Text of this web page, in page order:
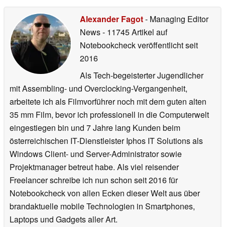
Alexander Fagot- Managing Editor
News- 11745 Artikel auf
Notebookcheck veröffentlichtseit
2016
Als Tech-begeisterter Jugendlicher
mit Assembling- und Overclocking-Vergangenheit,
arbeitete ich als Filmvorführer noch mit dem guten alten
35 mm Film, bevor ich professionell in die Computerwelt
eingestiegen bin und 7 Jahre lang Kunden beim
österreichischen IT-Dienstleister Iphos IT Solutions als
Windows Client- und Server-Administrator sowie
Projektmanager betreut habe. Als viel reisender
Freelancer schreibe ich nun schon seit 2016 für
Notebookcheck von allen Ecken dieser Welt aus über
brandaktuelle mobile Technologien in Smartphones,
Laptops und Gadgets aller Art.